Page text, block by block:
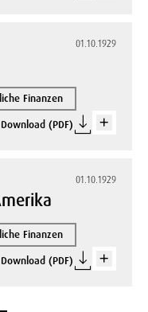
01.10.1929
Finanzen
Download (PDF)
01.10.1929
Finanzen
Download (PDF)